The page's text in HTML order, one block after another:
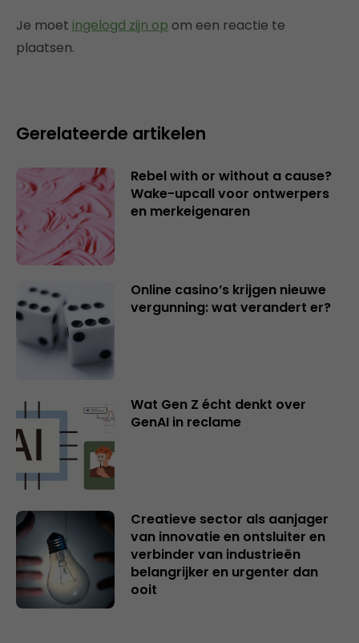
Je moet ingelogd zijn op om een reactie te
plaatsen.
Gerelateerde artikelen
Rebel with or without a cause?
Wake-upcall voor ontwerpers
en merkeigenaren
Online casino’s krijgen nieuwe
vergunning: wat verandert er?
Wat Gen Z écht denkt over
GenAI in reclame
Creatieve sector als aanjager
van innovatie en ontsluiter en
verbinder van industrieën
belangrijker en urgenter dan
ooit